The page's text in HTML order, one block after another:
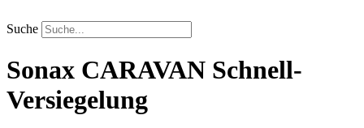
Inhalt
springen
Suche
Sonax CARAVAN Schnell-
Versiegelung